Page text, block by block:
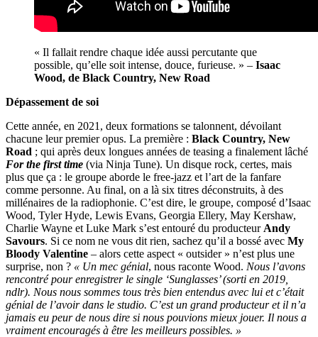
« Il fallait rendre chaque idée aussi percutante que
possible, qu’elle soit intense, douce, furieuse. » – Isaac
Wood, de Black Country, New Road
Dépassement de soi
Cette année, en 2021, deux formations se talonnent, dévoilant
chacune leur premier opus. La première : Black Country, New
Road ; qui après deux longues années de teasing a finalement lâché
For the first time (via Ninja Tune). Un disque rock, certes, mais
plus que ça : le groupe aborde le free-jazz et l’art de la fanfare
comme personne. Au final, on a là six titres déconstruits, à des
millénaires de la radiophonie. C’est dire, le groupe, composé d’Isaac
Wood, Tyler Hyde, Lewis Evans, Georgia Ellery, May Kershaw,
Charlie Wayne et Luke Mark s’est entouré du producteur Andy
Savours. Si ce nom ne vous dit rien, sachez qu’il a bossé avec My
Bloody Valentine – alors cette aspect « outsider » n’est plus une
surprise, non ? « Un mec génial, nous raconte Wood. Nous l’avons
rencontré pour enregistrer le single ‘Sunglasses’ (sorti en 2019,
ndlr). Nous nous sommes tous très bien entendus avec lui et c’était
génial de l’avoir dans le studio. C’est un grand producteur et il n’a
jamais eu peur de nous dire si nous pouvions mieux jouer. Il nous a
vraiment encouragés à être les meilleurs possibles. »